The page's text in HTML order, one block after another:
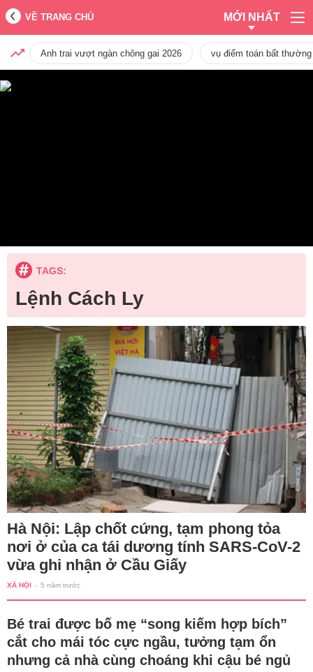
VỀ TRANG CHỦ MỚI NHẤT
Anh trai vượt ngàn chông gai 2026 vụ điểm toán bất
TAGS:
Lệnh Cách Ly
Hà Nội: Lập chốt cứng, tạm phong tỏa
nơi ở của ca tái dương tính SARS-CoV-2
vừa ghi nhận ở Cầu Giấy
XÃ HỘI - 5 năm trước
Bé trai được bố mẹ “song kiếm hợp bích”
cắt cho mái tóc cực ngầu, tưởng tạm ổn
nhưng cả nhà cùng choáng khi cậu bé ngủ